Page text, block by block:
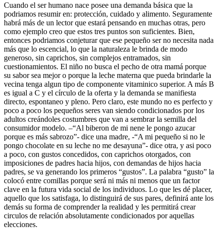
Cuando el ser humano nace posee una demanda básica que la
podriamos resumir en: protección, cuidado y alimento. Seguramente
habrá más de un lector que estará pensando en muchas otras, pero
como ejemplo creo que estos tres puntos son suficientes. Bien,
entonces podriamos conjeturar que ese pequeño ser no necesita nada
más que lo escencial, lo que la naturaleza le brinda de modo
generoso, sin caprichos, sin complejos entramados, sin
cuestionamientos. El niño no busca el pecho de otra mamá porque
su sabor sea mejor o porque la leche materna que pueda brindarle la
vecina tenga algun tipo de componente vitaminico superior. A más B
es igual a C y el círculo de la oferta y la demanda se manifiesta
directo, espontaneo y pleno. Pero claro, este mundo no es perfecto y
poco a poco los pequeños seres van siendo condicionados por los
adultos creándoles costumbres que van a sembrar la semilla del
consumidor modelo. –“Al biberon de mi nene le pongo azucar
porque es más sabrozo”- dice una madre, -“A mi pequeño si no le
pongo chocolate en su leche no me desayuna”- dice otra, y asi poco
a poco, con gustos concedidos, con caprichos otorgados, con
imposiciones de padres hacia hijos, con demandas de hijos hacia
padres, se va generando los primeros “gustos”. La palabra “gusto” la
colocó entre comillas porque será ni más ni menos que un factor
clave en la futura vida social de los individuos. Lo que les dé placer,
aquello que los satisfaga, lo distinguirá de sus pares, definirá ante los
demás su forma de comprender la realidad y les permitirá crear
circulos de relación absolutamente condicionados por aquellas
elecciones.